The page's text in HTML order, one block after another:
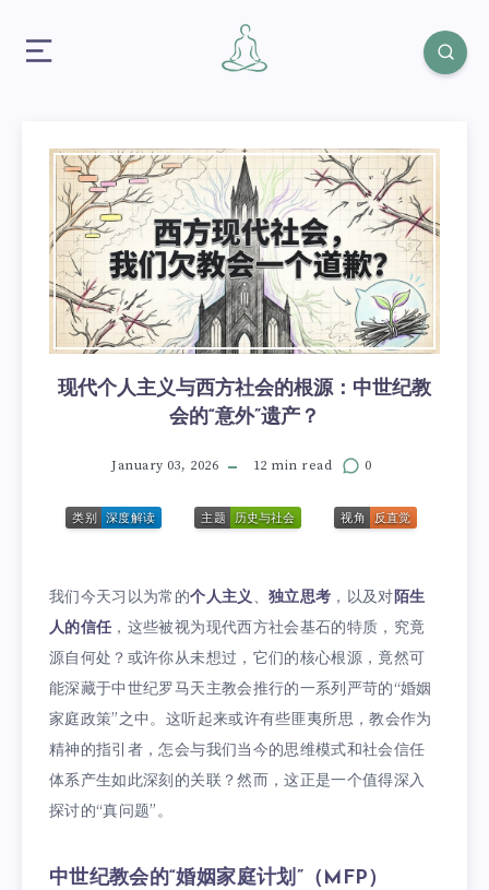
现代个人主义与西方社会的根源：中世纪教
会的“意外”遗产？
January 03, 2026 12 min read 0
我们今天习以为常的个人主义、 独立思考 ，以及对陌生
人的信任 ，这些被视为现代西方社会基石的特质，究竟
源自何处？或许你从未想过，它们的核心根源，竟然可
能深藏于中世纪罗马天主教会推行的一系列严苛的“婚姻
家庭政策”之中。这听起来或许有些匪夷所思，教会作为
精神的指引者，怎会与我们当今的思维模式和社会信任
体系产生如此深刻的关联？然而，这正是一个值得深入
探讨的“真问题”。
中世纪教会的“婚姻家庭计划”（MFP）